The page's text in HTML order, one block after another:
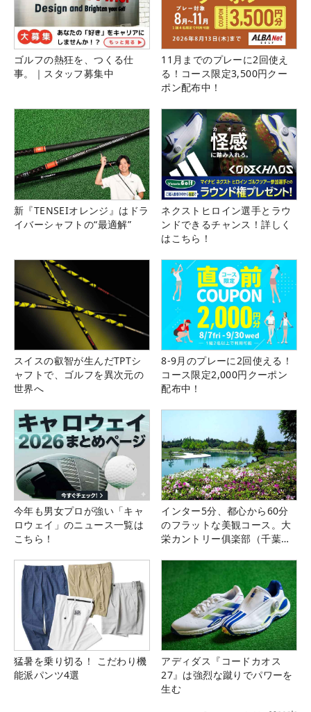
ゴルフの熱狂を、つくる仕
事。｜スタッフ募集中
11月までのプレーに2回使え
る！コース限定3,500円クー
ポン配布中！
新『TENSEIオレンジ』はドラ
イバーシャフトの“最適解”
ネクストヒロイン選手とラウ
ンドできるチャンス！詳しく
はこちら！
スイスの叡智が生んだTPTシ
ャフトで、ゴルフを異次元の
世界へ
8-9月のプレーに2回使える！
コース限定2,000円クーポン
配布中！
今年も男女プロが強い「キャ
ロウェイ」のニュース一覧は
こちら！
インター5分、都心から60分
のフラットな美観コース。大
栄カントリー俱楽部（千葉
猛暑を乗り切る！ こだわり機
能派パンツ4選
アディダス『コードカオス
27』は強烈な蹴りでパワーを
生む